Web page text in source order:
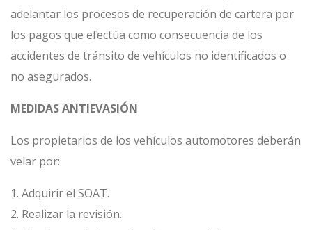
adelantar los procesos de recuperación de cartera por
los pagos que efectúa como consecuencia de los
accidentes de tránsito de vehículos no identificados o
no asegurados.
MEDIDAS ANTIEVASIÓN
Los propietarios de los vehículos automotores deberán
velar por:
1. Adquirir el SOAT.
2. Realizar la revisión.